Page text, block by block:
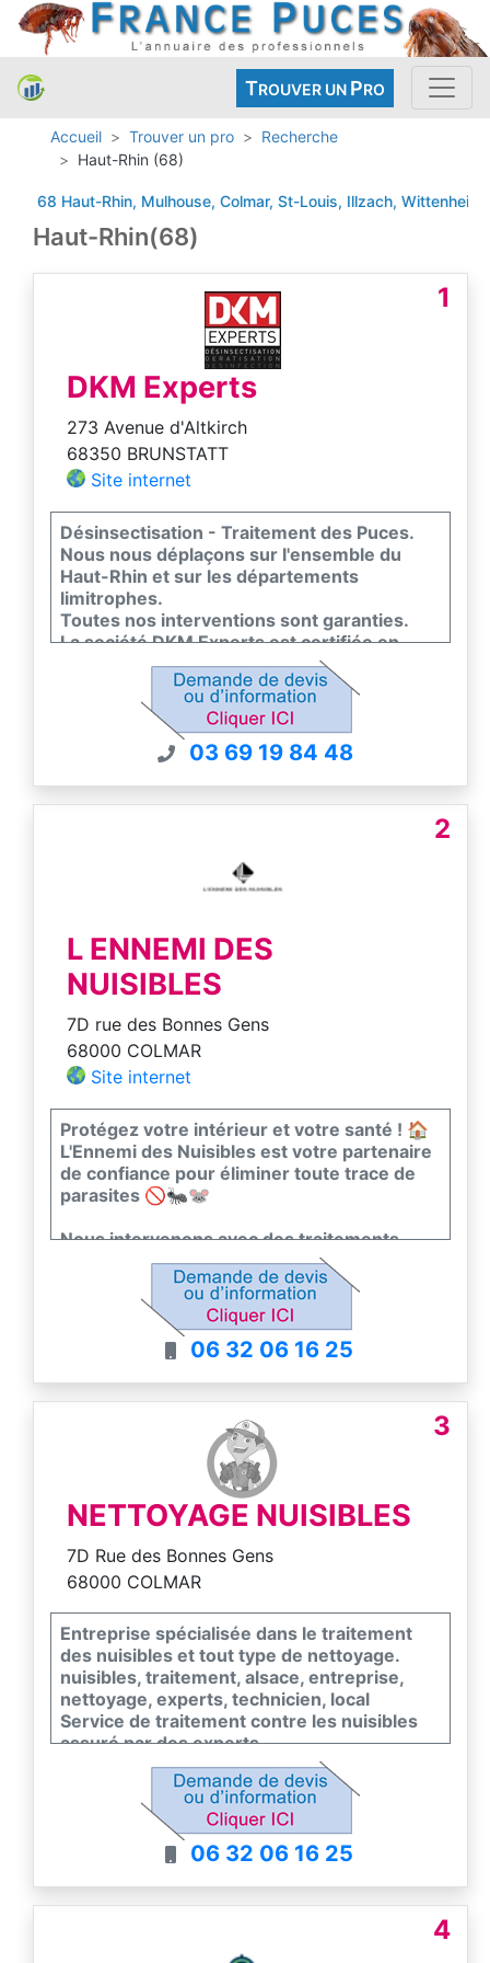
TROUVER UN PRO
Accueil Trouver un pro
Recherche
Haut-Rhin (68)
68 Haut-Rhin, Mulhouse, Colmar, St-Louis, Illzach, Wittenheim,
Haut-Rhin(68)
1
DKM Experts
273 Avenue d'Altkirch
68350 BRUNSTATT
Site internet
Désinsectisation - Traitement des Puces.
Nous nous déplaçons sur l'ensemble du
Haut-Rhin et sur les départements
limitrophes.
Toutes nos interventions sont garanties.
La société DKM Experts est certifiée en
conformité avec la norme EN 16636, seul
standard européen de qualité dans la lutte
contre les nuisibles.
Contactez nous pour un devis gratuit.
03 69 19 84 48
2
L ENNEMI DES
NUISIBLES
7D rue des Bonnes Gens
68000 COLMAR
Site internet
Protégez votre intérieur et votre santé ! 🏠
L'Ennemi des Nuisibles est votre partenaire
de confiance pour éliminer toute trace de
parasites 🚫🐜🐭
Nous intervenons avec des traitements
adaptés, sécurisés pour votre famille et vos
animaux de compagnie, pour que vous
puissiez retrouver un environnement
propre et serein. ✨
06 32 06 16 25
3
NETTOYAGE NUISIBLES
7D Rue des Bonnes Gens
68000 COLMAR
Entreprise spécialisée dans le traitement
des nuisibles et tout type de nettoyage.
nuisibles, traitement, alsace, entreprise,
nettoyage, experts, technicien, local
Service de traitement contre les nuisibles
assuré par des experts
Spécialiste de la dératisation dans le Grand-
Est : traitements adaptés et discrets pour
particuliers et professionnels.
Il existe toujours une solution pour éliminer
les nuisibles, mais chaque situation est
06 32 06 16 25
4